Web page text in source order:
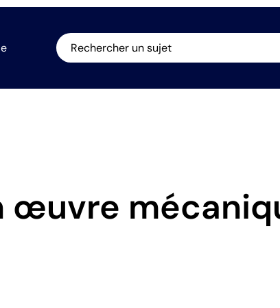
Rechercher un sujet
œuvre